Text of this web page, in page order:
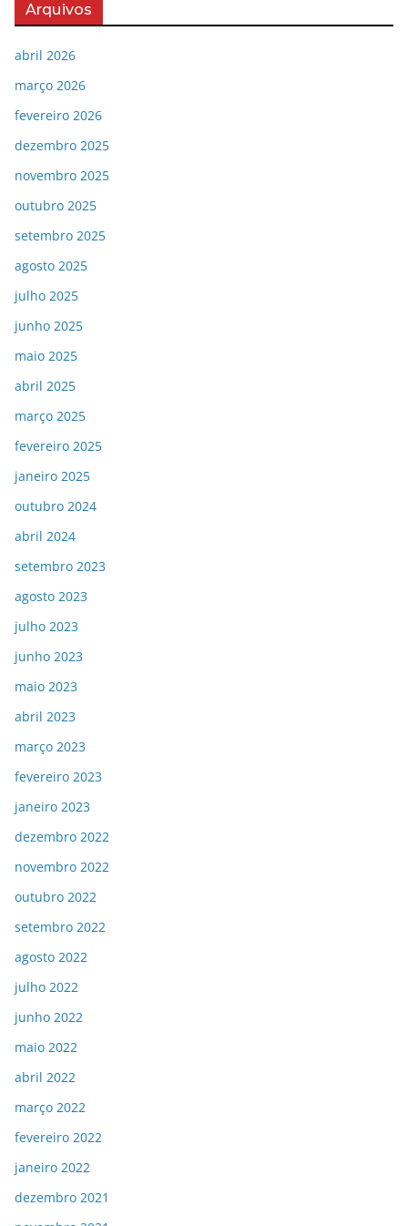
Arquivos
abril 2026
março 2026
fevereiro 2026
dezembro 2025
novembro 2025
outubro 2025
setembro 2025
agosto 2025
julho 2025
junho 2025
maio 2025
abril 2025
março 2025
fevereiro 2025
janeiro 2025
outubro 2024
abril 2024
setembro 2023
agosto 2023
julho 2023
junho 2023
maio 2023
abril 2023
março 2023
fevereiro 2023
janeiro 2023
dezembro 2022
novembro 2022
outubro 2022
setembro 2022
agosto 2022
julho 2022
junho 2022
maio 2022
abril 2022
março 2022
fevereiro 2022
janeiro 2022
dezembro 2021